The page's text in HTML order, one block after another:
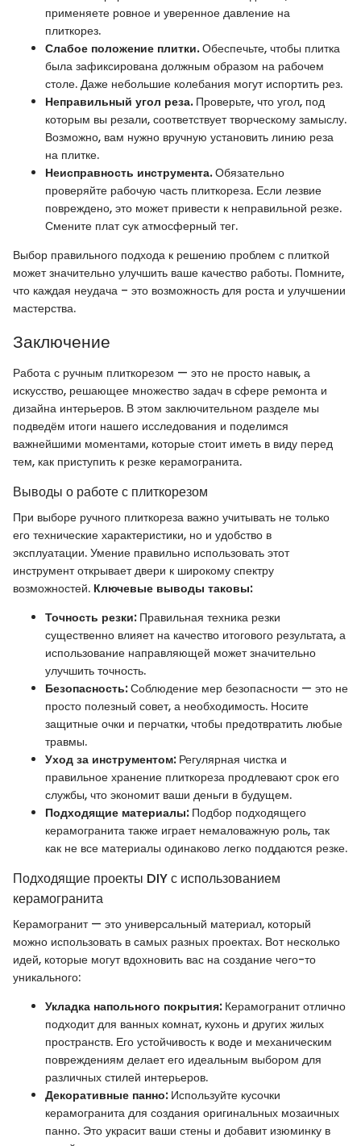
применяете ровное и уверенное давление на
плиткорез.
Слабое положение плитки.Обеспечьте, чтобы плитка
была зафиксирована должным образом на рабочем
столе. Даже небольшие колебания могут испортить рез.
Неправильный угол реза.Проверьте, что угол, под
которым вы резали, соответствует творческому замыслу.
Возможно, вам нужно вручную установить линию реза
на плитке.
Неисправность инструмента.Обязательно
проверяйте рабочую часть плиткореза. Если лезвие
повреждено, это может привести к неправильной резке.
Смените плат сук атмосферный тег.
Выбор правильного подхода к решению проблем с плиткой
может значительно улучшить ваше качество работы. Помните,
что каждая неудача – это возможность для роста и улучшении
мастерства.
Заключение
Работа с ручным плиткорезом — это не просто навык, а
искусство, решающее множество задач в сфере ремонта и
дизайна интерьеров. В этом заключительном разделе мы
подведём итоги нашего исследования и поделимся
важнейшими моментами, которые стоит иметь в виду перед
тем, как приступить к резке керамогранита.
Выводы о работе с плиткорезом
При выборе ручного плиткореза важно учитывать не только
его технические характеристики, но и удобство в
эксплуатации. Умение правильно использовать этот
инструмент открывает двери к широкому спектру
возможностей. Ключевые выводы таковы:
Точность резки:Правильная техника резки
существенно влияет на качество итогового результата, а
использование направляющей может значительно
улучшить точность.
Безопасность:Соблюдение мер безопасности — это не
просто полезный совет, а необходимость. Носите
защитные очки и перчатки, чтобы предотвратить любые
травмы.
Уход за инструментом:Регулярная чистка и
правильное хранение плиткореза продлевают срок его
службы, что экономит ваши деньги в будущем.
Подходящие материалы:Подбор подходящего
керамогранита также играет немаловажную роль, так
как не все материалы одинаково легко поддаются резке.
Подходящие проекты DIY с использованием
керамогранита
Керамогранит — это универсальный материал, который
можно использовать в самых разных проектах. Вот несколько
идей, которые могут вдохновить вас на создание чего-то
уникального:
Укладка напольного покрытия:Керамогранит отлично
подходит для ванных комнат, кухонь и других жилых
пространств. Его устойчивость к воде и механическим
повреждениям делает его идеальным выбором для
различных стилей интерьеров.
Декоративные панно:Используйте кусочки
керамогранита для создания оригинальных мозаичных
панно. Это украсит ваши стены и добавит изюминку в